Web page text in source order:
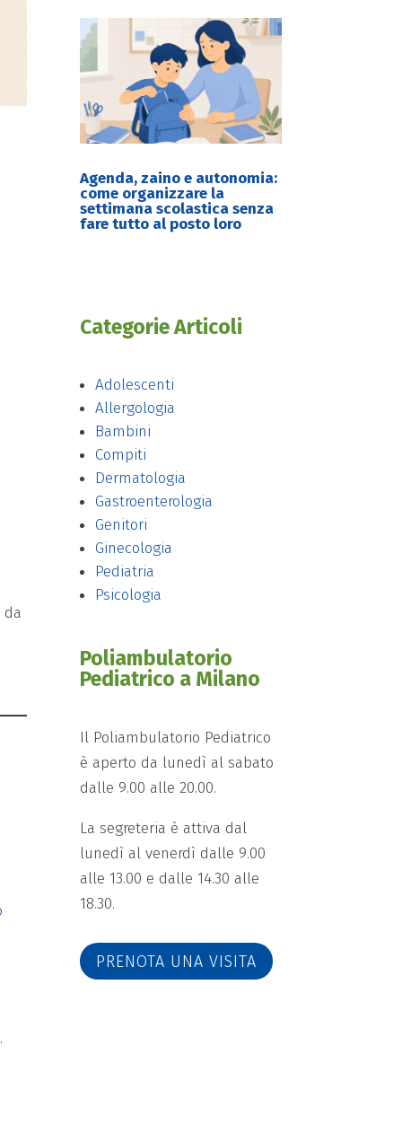
da
Agenda, zaino e autonomia:
come organizzare la
settimana scolastica senza
fare tutto al posto loro
Categorie Articoli
Adolescenti
Allergologia
Bambini
Compiti
Dermatologia
Gastroenterologia
Genitori
Ginecologia
Pediatria
Psicologia
Poliambulatorio
Pediatrico a Milano
Il Poliambulatorio Pediatrico
è aperto da lunedì al sabato
dalle 9.00 alle 20.00.
La segreteria è attiva dal
lunedì al venerdì dalle 9.00
alle 13.00 e dalle 14.30 alle
18.30.
PRENOTA UNA VISITA